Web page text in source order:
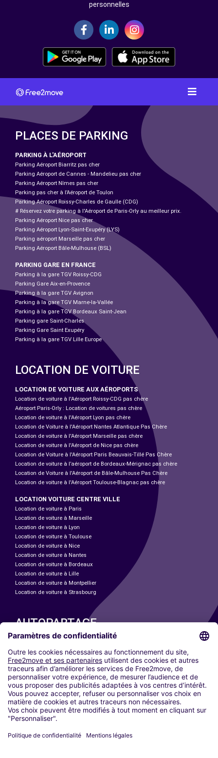
personnelles
PLACES DE PARKING
PARKING À L'AÉROPORT
Parking Aéroport Biarritz pas cher
Parking Aéroport de Cannes - Mandelieu pas cher
Parking Aéroport Nîmes pas cher
Parking pas cher à l’Aéroport de Toulon
Parking Aéroport Roissy-Charles de Gaulle (CDG)
# Réservez votre parking à l'Aéroport de Paris-Orly au meilleur prix.
Parking Aéroport Nice pas cher
Parking Aéroport Lyon-Saint-Exupéry (LYS)
Parking aéroport Marseille pas cher
Parking Aéroport Bâle-Mulhouse (BSL)
PARKING GARE EN FRANCE
Parking à la gare TGV Roissy-CDG
Parking Gare Aix-en-Provence
Parking à la gare TGV Avignon
Parking à la gare TGV Marne-la-Vallée
Parking à la gare TGV Bordeaux Saint-Jean
Parking gare Saint-Charles
Parking Gare Saint Exupéry
Parking à la gare TGV Lille Europe
LOCATION DE VOITURE
LOCATION DE VOITURE AUX AÉROPORTS
Location de voiture à l'Aéroport Roissy-CDG pas chère
Aéroport Paris-Orly : Location de voitures pas chère
Location de voiture à l'Aéroport Lyon pas chère
Location de Voiture à l'Aéroport Nantes Atlantique Pas Chère
Location de voiture à l'Aéroport Marseille pas chère
Location de voiture à l'Aéroport de Nice pas chère
Location de Voiture à l'Aéroport Paris Beauvais-Tillé Pas Chère
Location de voiture à l’aéroport de Bordeaux-Mérignac pas chère
Location de Voiture à l'Aéroport de Bâle-Mulhouse Pas Chère
Location de voiture à l'Aéroport Toulouse-Blagnac pas chère
LOCATION VOITURE CENTRE VILLE
Location de voiture à Paris
Location de voiture à Marseille
Location de voiture à Lyon
Location de voiture à Toulouse
Location de voiture à Nice
Location de voiture à Nantes
Location de voiture à Bordeaux
Location de voiture à Lille
Location de voiture à Montpellier
Location de voiture à Strasbourg
AUTOPARTAGE
Paris
Madrid
Washington DC
Milan
Rome
Turin
Vienne
Berlin
Düsseldorf